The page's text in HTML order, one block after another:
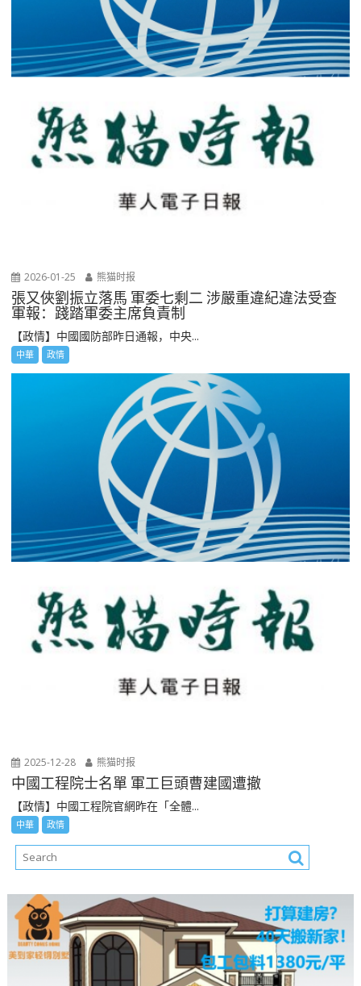
2026-01-25 熊猫时报
張又俠劉振立落馬 軍委七剩二 涉嚴重違紀違法受查
軍報：踐踏軍委主席負責制
【政情】中國國防部昨日通報，中央...
中華 政情
2025-12-28 熊猫时报
中國工程院士名單 軍工巨頭曹建國遭撤
【政情】中國工程院官網昨在「全體...
中華 政情